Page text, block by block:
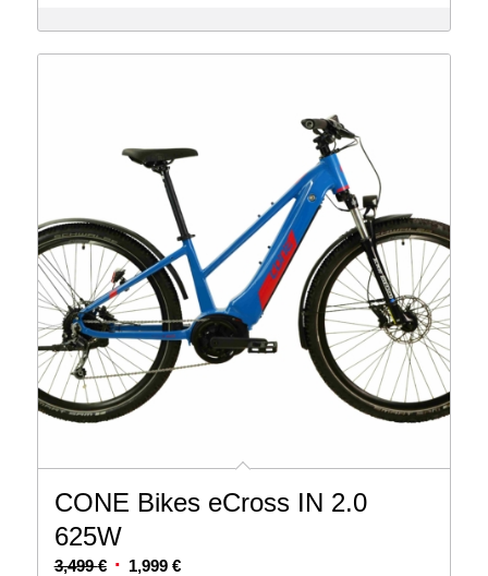
5,499 €
3,199 €.
CONE Bikes eCross IN 2.0
625W
3,499€ Ursprünglicher
1,999 €Aktueller